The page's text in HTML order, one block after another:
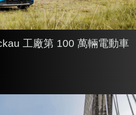
工廠第 100 萬輛電動車